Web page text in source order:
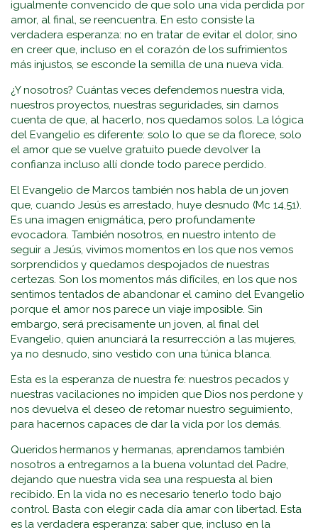
igualmente convencido de que solo una vida perdida por
amor, al final, se reencuentra. En esto consiste la
verdadera esperanza: no en tratar de evitar el dolor, sino
en creer que, incluso en el corazón de los sufrimientos
más injustos, se esconde la semilla de una nueva vida.
¿Y nosotros? Cuántas veces defendemos nuestra vida,
nuestros proyectos, nuestras seguridades, sin darnos
cuenta de que, al hacerlo, nos quedamos solos. La lógica
del Evangelio es diferente: solo lo que se da florece, solo
el amor que se vuelve gratuito puede devolver la
confianza incluso allí donde todo parece perdido.
El Evangelio de Marcos también nos habla de un joven
que, cuando Jesús es arrestado, huye desnudo (Mc 14,51).
Es una imagen enigmática, pero profundamente
evocadora. También nosotros, en nuestro intento de
seguir a Jesús, vivimos momentos en los que nos vemos
sorprendidos y quedamos despojados de nuestras
certezas. Son los momentos más difíciles, en los que nos
sentimos tentados de abandonar el camino del Evangelio
porque el amor nos parece un viaje imposible. Sin
embargo, será precisamente un joven, al final del
Evangelio, quien anunciará la resurrección a las mujeres,
ya no desnudo, sino vestido con una túnica blanca.
Esta es la esperanza de nuestra fe: nuestros pecados y
nuestras vacilaciones no impiden que Dios nos perdone y
nos devuelva el deseo de retomar nuestro seguimiento,
para hacernos capaces de dar la vida por los demás.
Queridos hermanos y hermanas, aprendamos también
nosotros a entregarnos a la buena voluntad del Padre,
dejando que nuestra vida sea una respuesta al bien
recibido. En la vida no es necesario tenerlo todo bajo
control. Basta con elegir cada día amar con libertad. Esta
es la verdadera esperanza: saber que, incluso en la